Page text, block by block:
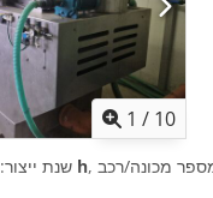
1 / 10
שנת ייצור: 50 h